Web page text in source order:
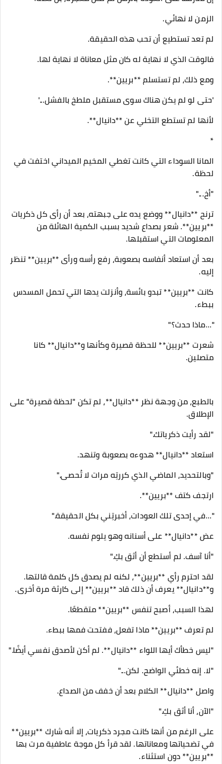
الزمن لا نهائي.
لم تعد تستطيع أن تحب هذه الحقيقة.
فالوقت الذي لا نهاية له كان مثل معاناة لا نهاية لها.
ومع ذلك، لم تستسلم **بريين**.
'حتى لو لم يكن هناك سوى مستقبل ملطخ بالفشل...'
لأنها لم تستطع التخلي عن **دانيال**.
*
المانا السوداء التي كانت تغطي المخيم الميداني اختفت في
لحظة.
"أخ..."
ترنح **دانيال** ووضع يده على جبهته، بعد أن رأى كل ذكريات
**بريين**. شعر بصداع شديد بسبب الكمية الهائلة من
المعلومات التي استقبلها.
بعد أن استعاد أنفاسه بصعوبة، رفع رأسه ورأى **بريين** تنظر
إليه.
كانت **بريين** تبدو بائسة، وأنزلت يدها التي تحمل المسدس
ببطء.
"...ماذا حدث؟"
شعرت **بريين** للحظة قصيرة وكأنها و**دانيال** كانا
متصلين.
بالطبع، من وجهة نظر **دانيال**، لم تكن "لحظة قصيرة" على
الإطلاق.
"لقد رأيت ذكرياتك."
استعاد **دانيال** هدوءه بصعوبة وتنهد.
"وبالتحديد، الماضي الذي كررتِه مرات لا تُحصى."
ارتجف كتف **بريين**.
"...في إحدى تلك العودات، أخبرتِني بكل الحقيقة."
عض **دانيال** على أسنانه وهو يلوم نفسه.
"أنا آسف. لم أستطع أن أثق بكِ."
لقد احترم رأي **بريين**، لكنه لم يصدق كل كلمة قالتها.
و**دانيال** يعرف أن ذلك قاد **بريين** إلى كارثة مرة أخرى.
لهذا السبب، أصبح تنفس **بريين** متقطعًا.
لم تعرف **بريين** ماذا تفعل، ففتحت فمها ببطء.
"ليس خطأك أيها اللواء **دانيال**. لم أكن لأصدق نفسي أيضًا."
"لا. إنه خطئي الواضح. لكن..."
واصل **دانيال** الكلام بعد أن خفف من الصداع.
"الآن، أنا أثق بكِ."
على الرغم من أنها كانت مجرد ذكريات، إلا أنه شارك **بريين**
في تضحياتها ومعاناتها. لقد قرأ كل موجة عاطفية مرت بها
**بريين** دون استثناء.